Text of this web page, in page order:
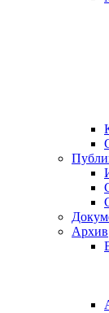
Архив